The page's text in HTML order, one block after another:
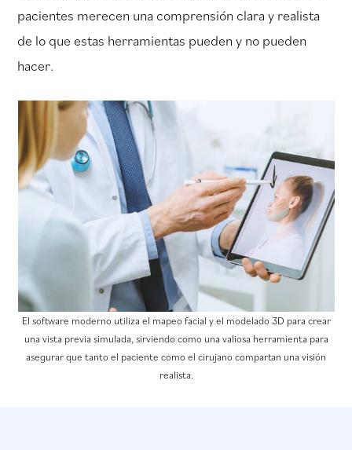
pacientes merecen una comprensión clara y realista
de lo que estas herramientas pueden y no pueden
hacer.
El software moderno utiliza el mapeo facial y el modelado 3D para crear
una vista previa simulada, sirviendo como una valiosa herramienta para
asegurar que tanto el paciente como el cirujano compartan una visión
realista.